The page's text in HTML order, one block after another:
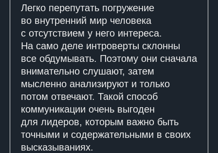
Легко перепутать погружение
во внутренний мир человека
с отсутствием у него интереса.
На само деле интроверты склонны
все обдумывать. Поэтому они сначала
внимательно слушают, затем
мысленно анализируют и только
потом отвечают. Такой способ
коммуникации очень выгоден
для лидеров, которым важно быть
точными и содержательными в своих
высказываниях.